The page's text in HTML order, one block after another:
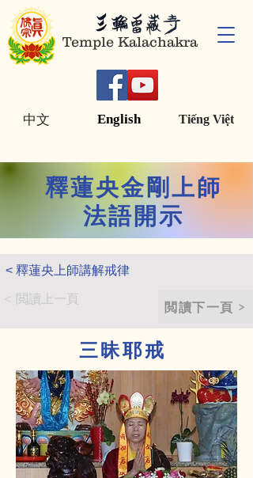
Temple Kalachakra
English Tiếng Việt
中文
釋蓮央金剛上師
法語開示
< 閲讀上一頁
三昧耶戒
< 釋蓮央上師講解戒律
閲讀下一頁